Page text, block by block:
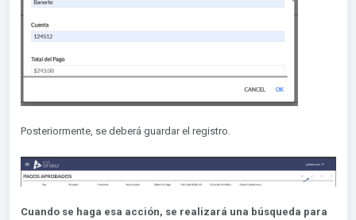
Posteriormente, se deberá guardar el registro.
Cuando se haga esa acción, se realizará una búsqueda para